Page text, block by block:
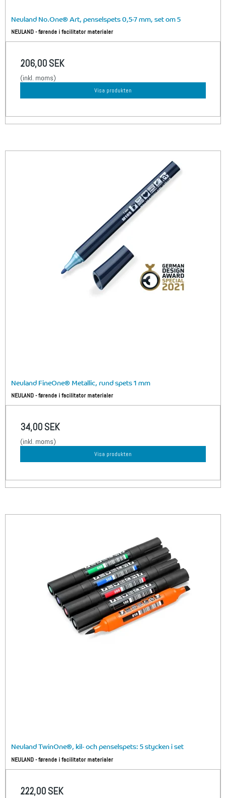
Neuland No.One® Art, penselspets 0,5-7 mm, set om 5
NEULAND - førende i facilitator materialer
206,00 SEK
(inkl. moms)
Visa produkten
Neuland FineOne® Metallic, rund spets 1 mm
NEULAND - førende i facilitator materialer
34,00 SEK
(inkl. moms)
Visa produkten
Neuland TwinOne®, kil- och penselspets: 5 stycken i set
NEULAND - førende i facilitator materialer
222,00 SEK